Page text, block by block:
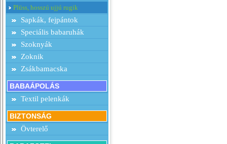
Plüss, hosszú ujjú rugik
Sapkák, fejpántok
Speciális babaruhák
Szoknyák
Zoknik
Zsákbamacska
BABAÁPOLÁS
Textil pelenkák
BIZTONSÁG
Övterelő